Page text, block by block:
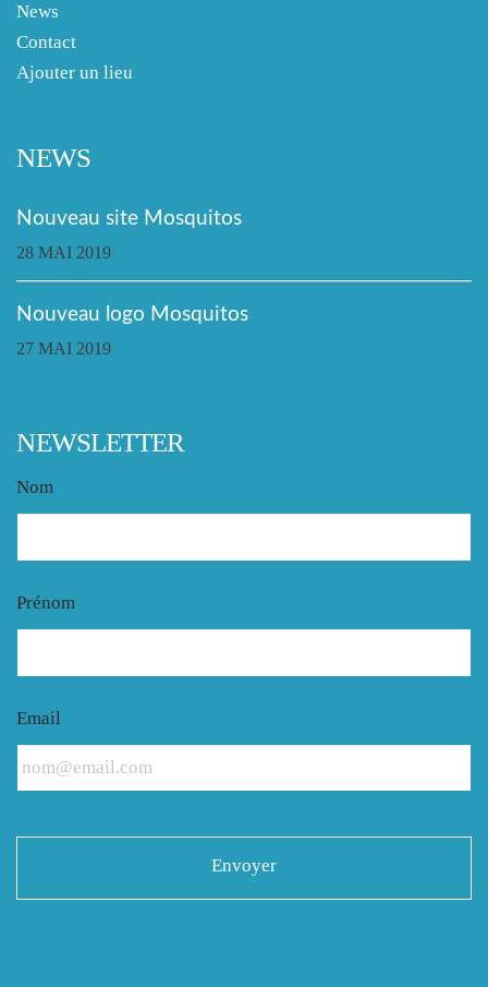
News
Contact
Ajouter un lieu
NEWS
Nouveau site Mosquitos
28 MAI 2019
Nouveau logo Mosquitos
27 MAI 2019
NEWSLETTER
Nom
Prénom
Email